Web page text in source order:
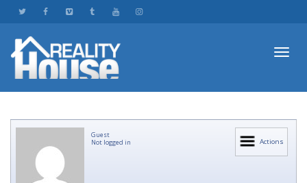
Actions
Guest
Not logged in